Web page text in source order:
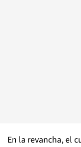
En la revancha, el